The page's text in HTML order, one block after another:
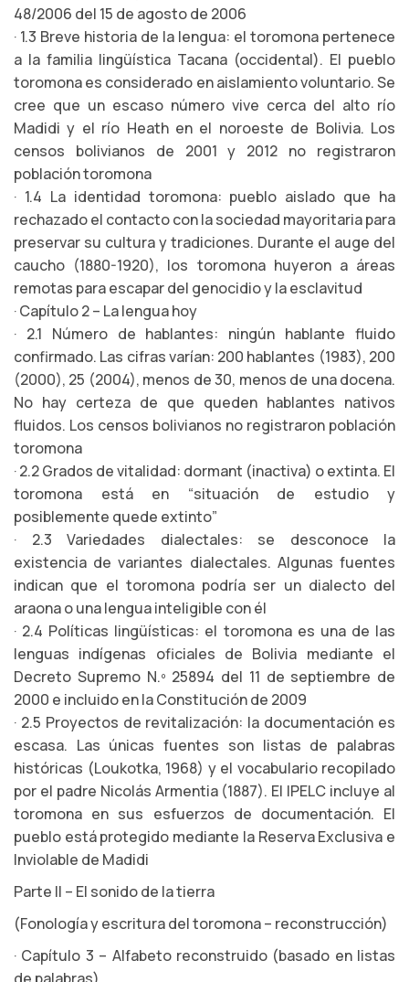
48/2006 del 15 de agosto de 2006
· 1.3 Breve historia de la lengua: el toromona pertenece
a la familia lingüística Tacana (occidental). El pueblo
toromona es considerado en aislamiento voluntario. Se
cree que un escaso número vive cerca del alto río
Madidi y el río Heath en el noroeste de Bolivia. Los
censos bolivianos de 2001 y 2012 no registraron
población toromona
· 1.4 La identidad toromona: pueblo aislado que ha
rechazado el contacto con la sociedad mayoritaria para
preservar su cultura y tradiciones. Durante el auge del
caucho (1880-1920), los toromona huyeron a áreas
remotas para escapar del genocidio y la esclavitud
· Capítulo 2 – La lengua hoy
· 2.1 Número de hablantes: ningún hablante fluido
confirmado. Las cifras varían: 200 hablantes (1983), 200
(2000), 25 (2004), menos de 30, menos de una docena.
No hay certeza de que queden hablantes nativos
fluidos. Los censos bolivianos no registraron población
toromona
· 2.2 Grados de vitalidad: dormant (inactiva) o extinta. El
toromona está en “situación de estudio y
posiblemente quede extinto”
· 2.3 Variedades dialectales: se desconoce la
existencia de variantes dialectales. Algunas fuentes
indican que el toromona podría ser un dialecto del
araona o una lengua inteligible con él
· 2.4 Políticas lingüísticas: el toromona es una de las
lenguas indígenas oficiales de Bolivia mediante el
Decreto Supremo N.º 25894 del 11 de septiembre de
2000 e incluido en la Constitución de 2009
· 2.5 Proyectos de revitalización: la documentación es
escasa. Las únicas fuentes son listas de palabras
históricas (Loukotka, 1968) y el vocabulario recopilado
por el padre Nicolás Armentia (1887). El IPELC incluye al
toromona en sus esfuerzos de documentación. El
pueblo está protegido mediante la Reserva Exclusiva e
Inviolable de Madidi
Parte II – El sonido de la tierra
(Fonología y escritura del toromona – reconstrucción)
· Capítulo 3 – Alfabeto reconstruido (basado en listas